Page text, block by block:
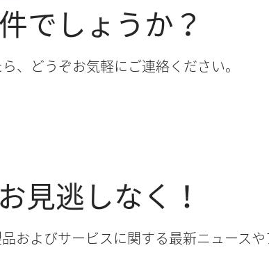
でしょうか？
、どうぞお気軽にご連絡ください。
見逃しなく！
およびサービスに関する最新ニュース